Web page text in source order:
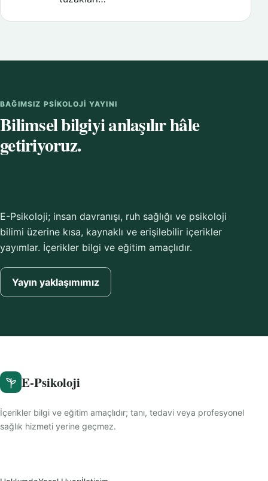
BAĞIMSIZ PSIKOLOJI YAYINI
Bilimsel bilgiyi anlaşılır hâle
getiriyoruz.
E-Psikoloji; insan davranışı, ruh sağlığı ve psikoloji
bilimi üzerine kısa, kaynaklı ve erişilebilir içerikler
yayımlar. İçerikler bilgi ve eğitim amaçlıdır.
Yayın yaklaşımımız
E-Psikoloji
İçerikler bilgi ve eğitim amaçlıdır; tanı, tedavi veya profesyonel
sağlık hizmeti yerine geçmez.